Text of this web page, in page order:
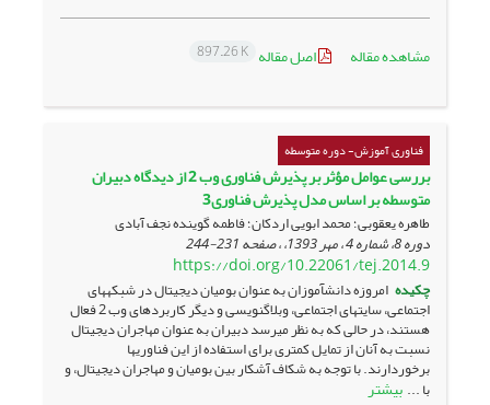
مشاهده مقاله اصل مقاله 897.26 K
فناوری آموزش- دوره متوسطه
بررسی عوامل مؤثر بر پذیرش فناوری وب 2 از دیدگاه دبیران
متوسطه بر اساس مدل پذیرش فناوری3
طاهره یعقوبی؛ محمد ابویی اردکان؛ فاطمه گوینده نجف آبادی
دوره 8، شماره 4 ، مهر 1393، ، صفحه 231-244
https://doi.org/10.22061/tej.2014.9
چکیده امروزه دانش­آموزان به ­عنوان بومیان دیجیتال در شبکه­های
اجتماعی، سایت­های اجتماعی، وبلاگ­نویسی و دیگر کاربرد­های وب 2 فعال
هستند، در حالی که به نظر می­رسد دبیران به ­عنوان مهاجران دیجیتال
نسبت به آنان از تمایل کمتری برای استفاده از این فناوری­ها
برخوردارند. با توجه به شکاف آشکار بین بومیان و مهاجران دیجیتال، و
با ... بیشتر